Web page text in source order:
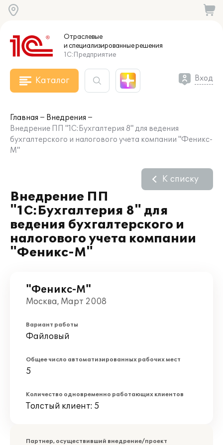
Отраслевые
и специализированныерешения
1С:Предприятие
Каталог Вход
Главная
Внедрения
Внедрение ПП "1С:Бухгалтерия 8" для ведения
бухгалтерского и налогового учета компании "Феникс-
М"
Внедрение ПП
"1С:Бухгалтерия 8" для
ведения бухгалтерского и
налогового учета компании
"Феникс-М"
К списку
"Феникс-М"
Москва, Март 2008
Вариант работы
Файловый
Общее число автоматизированных рабочих мест
5
Количество одновременно работающих клиентов
Толстый клиент: 5
Партнер, осуществивший внедрение/проект